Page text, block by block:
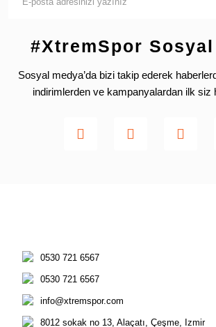
#XtremSpor
Sosyal medya’da bizi takip ederek
indirimlerden ve kampanyalardan ilk siz
0530 721 6567
0530 721 6567
info@xtremspor.com
8012 sokak no 13, Alaçatı, Çeşme, Izmir